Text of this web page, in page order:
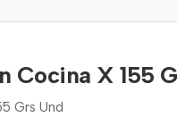
Cocina X 155
Grs Und